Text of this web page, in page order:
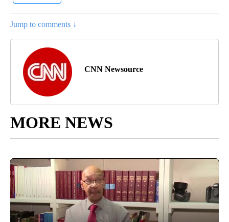
Jump to comments ↓
CNN Newsource
MORE NEWS